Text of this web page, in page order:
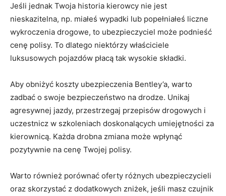
Jeśli ​jednak‌ Twoja historia kierowcy nie jest
nieskazitelna, np. miałeś wypadki lub popełniałeś liczne
wykroczenia drogowe, to ubezpieczyciel może podnieść
cenę polisy. To dlatego niektórzy właściciele⁢
luksusowych pojazdów płacą tak wysokie składki.
Aby⁣ obniżyć koszty ubezpieczenia Bentley’a, warto
zadbać o swoje bezpieczeństwo na drodze. Unikaj
agresywnej jazdy, przestrzegaj przepisów drogowych‌ i
⁣uczestnicz w szkoleniach doskonalących umiejętności za
kierownicą. Każda drobna zmiana może‍ wpłynąć
⁣pozytywnie na cenę Twojej⁢ polisy.
Warto⁢ również porównać⁤ oferty różnych ubezpieczycieli
oraz skorzystać z dodatkowych zniżek,‌ jeśli masz czujnik